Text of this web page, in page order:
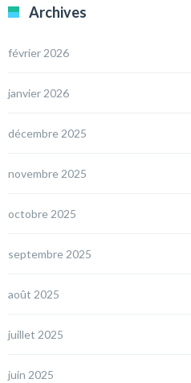
Archives
février 2026
janvier 2026
décembre 2025
novembre 2025
octobre 2025
septembre 2025
août 2025
juillet 2025
juin 2025